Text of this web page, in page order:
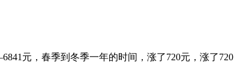
元，春季到冬季一年的时间，涨了720元，涨了720